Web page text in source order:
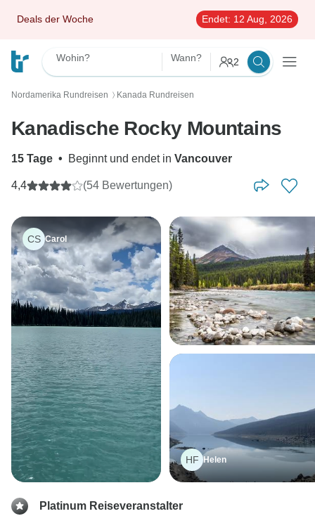
Deals der Woche Endet: 12 Aug, 2026
Wohin? Wann? 2
Nordamerika Rundreisen 〉 Kanada Rundreisen
Kanadische Rocky Mountains
15 Tage • Beginnt und endet in Vancouver
4,4 (54 Bewertungen)
CS Carol
HF Helen
Platinum Reiseveranstalter